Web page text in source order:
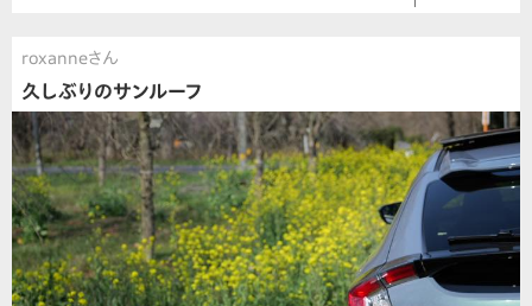
roxanneさん
久しぶりのサンルーフ